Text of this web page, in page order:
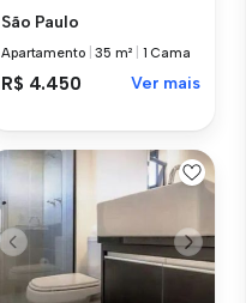
São Paulo
Apartamento |35 m² 1 Cama
R$ 4.450 Ver mais